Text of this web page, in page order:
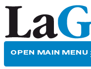
OPEN MAIN MENU